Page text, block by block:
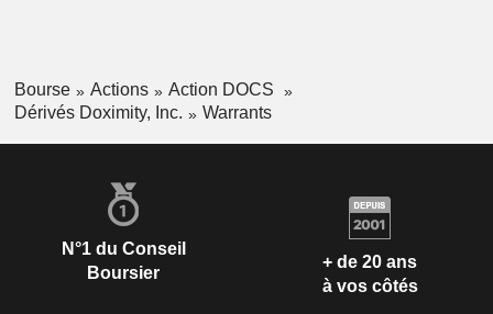
Bourse Actions
Action DOCS
Dérivés Doximity, Inc.
Warrants
N°1 du Conseil
Boursier
+ de 20 ans
à vos côtés